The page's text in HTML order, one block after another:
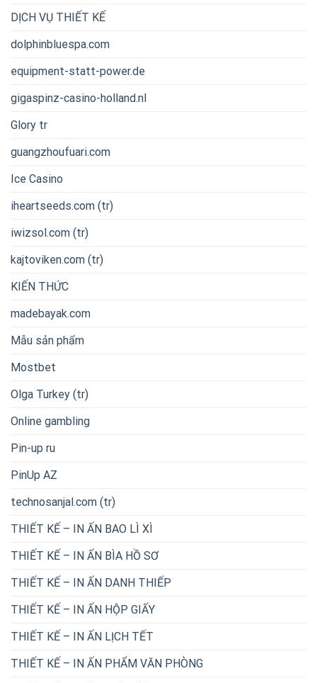
DỊCH VỤ THIẾT KẾ
dolphinbluespa.com
equipment-statt-power.de
gigaspinz-casino-holland.nl
Glory tr
guangzhoufuari.com
Ice Casino
iheartseeds.com (tr)
iwizsol.com (tr)
kajtoviken.com (tr)
KIẾN THỨC
madebayak.com
Mẫu sản phẩm
Mostbet
Olga Turkey (tr)
Online gambling
Pin-up ru
PinUp AZ
technosanjal.com (tr)
THIẾT KẾ – IN ẤN BAO LÌ XÌ
THIẾT KẾ – IN ẤN BÌA HỒ SƠ
THIẾT KẾ – IN ẤN DANH THIẾP
THIẾT KẾ – IN ẤN HỘP GIẤY
THIẾT KẾ – IN ẤN LỊCH TẾT
THIẾT KẾ – IN ẤN PHẨM VĂN PHÒNG